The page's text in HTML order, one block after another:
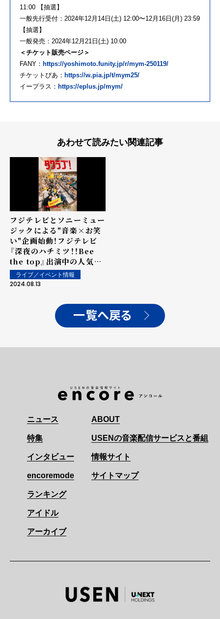
11:00 【抽選】
一般先行受付：2024年12月14日(土) 12:00〜12月16日(月) 23:59
【抽選】
一般発売：2024年12月21日(土) 10:00
＜チケット販売ページ＞
FANY： https://yoshimoto.funity.jp/r/mym-250119/
チケットぴあ： https://w.pia.jp/t/mym25/
イープラス： https://eplus.jp/mym/
あわせて読みたい関連記事
フジテレビとソニーミュー
ジックによる"音楽×お笑
い"企画始動！フジテレビ
『深夜のハチミツ！！Bee
the top』出演中の人気芸
人と、新進気鋭の若手イン
ディーズアーティストがタ
ト結成！クイック・ジャパ
ン監修の各ユニットのアー
ティスト写真が本日公開！
ライブ／イベント情報
2024.08.13
一覧へ戻る
ニュース
特集
インタビュー
encoremode
ランキング
アイドル
アーカイブ
ABOUT
USENの音楽配信サービスと番組
情報サイト
サイトマップ